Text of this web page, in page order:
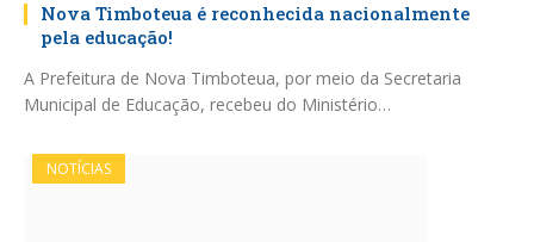
Nova Timboteua é reconhecida nacionalmente
pela educação!
A Prefeitura de Nova Timboteua, por meio da Secretaria
Municipal de Educação, recebeu do Ministério…
NOTÍCIAS